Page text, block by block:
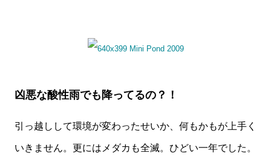
凶悪な酸性雨でも降ってるの？！
引っ越しして環境が変わったせいか、何もかもが上手く
いきません。更にはメダカも全滅。ひどい一年でした。